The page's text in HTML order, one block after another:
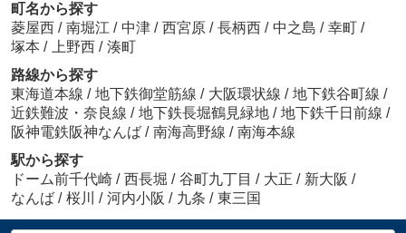
町名から探す
菱屋西 / 南堀江 / 中津 / 西宮原 / 長柄西 / 中之島 / 幸町 /
塚本 / 上野西 / 湊町
路線から探す
東海道本線 / 地下鉄御堂筋線 / 大阪環状線 / 地下鉄谷町線 /
近鉄難波・奈良線 / 地下鉄長堀鶴見緑地 / 地下鉄千日前線 /
阪神電鉄阪神なんば / 南海高野線 / 南海本線
駅から探す
ドーム前千代崎 / 西長堀 / 谷町九丁目 / 大正 / 新大阪 /
なんば / 桜川 / 河内小阪 / 九条 / 東三国